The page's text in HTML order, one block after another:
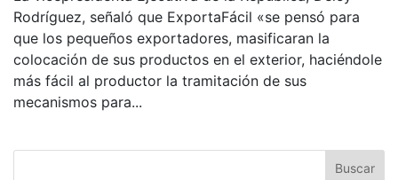
Rodríguez, señaló que ExportaFácil «se pensó para
que los pequeños exportadores, masificaran la
colocación de sus productos en el exterior, haciéndole
más fácil al productor la tramitación de sus
mecanismos para...